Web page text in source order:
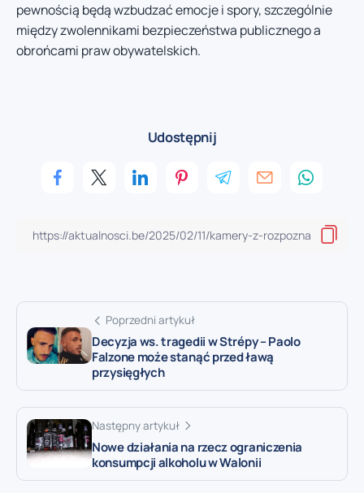
pewnością będą wzbudzać emocje i spory, szczególnie
między zwolennikami bezpieczeństwa publicznego a
obrońcami praw obywatelskich.
Udostępnij
Poprzedni artykuł
Decyzja ws. tragedii w Strépy – Paolo
Falzone może stanąć przed ławą
przysięgłych
Następny artykuł
Nowe działania na rzecz ograniczenia
konsumpcji alkoholu w Walonii